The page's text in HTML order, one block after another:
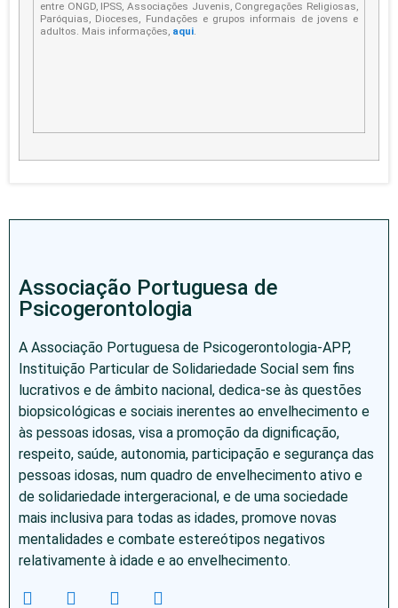
entre ONGD, IPSS, Associações Juvenis, Congregações Religiosas,
Paróquias, Dioceses, Fundações e grupos informais de jovens e
adultos. Mais informações, aqui.
Associação Portuguesa de
Psicogerontologia
A Associação Portuguesa de Psicogerontologia-APP,
Instituição Particular de Solidariedade Social sem fins
lucrativos e de âmbito nacional, dedica-se às questões
biopsicológicas e sociais inerentes ao envelhecimento e
às pessoas idosas, visa a promoção da dignificação,
respeito, saúde, autonomia, participação e segurança das
pessoas idosas, num quadro de envelhecimento ativo e
de solidariedade intergeracional, e de uma sociedade
mais inclusiva para todas as idades, promove novas
mentalidades e combate estereótipos negativos
relativamente à idade e ao envelhecimento.